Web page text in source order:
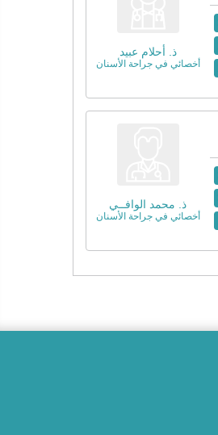
ذ. أحلام عبيد
أخصائي في جراحة الأسنان
ذ. محمد الوافــي
أخصائي في جراحة الأسنان